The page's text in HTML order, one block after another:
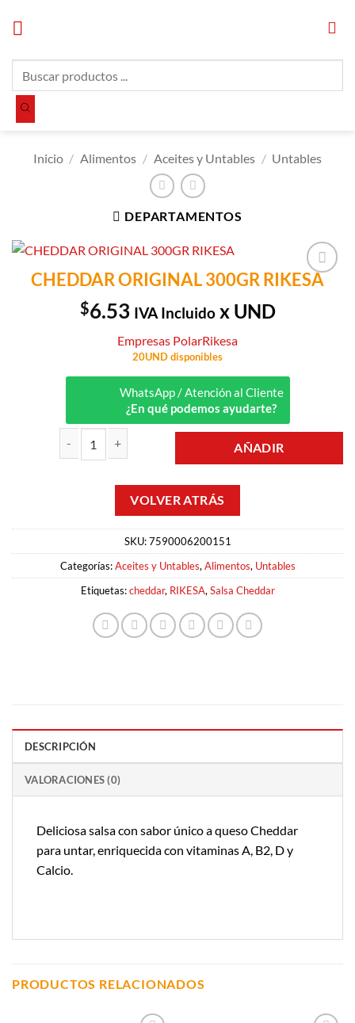
productos
Inicio / Alimentos / Aceites y Untables / Untables
DEPARTAMENTOS
Añadir a
CHEDDAR ORIGINAL 300GR RIKESA
$6.53 IVA Incluidox UND
Empresas PolarRikesa
20UND disponibles
WhatsApp / Atención al Cliente
¿En qué podemos ayudarte?
CHEDDAR ORIGINAL 300GR RIKESA cantidad
AÑADIR
SKU:7590006200151
Categorías:Aceites y Untables, Alimentos, Untables
Etiquetas:cheddar, RIKESA, Salsa Cheddar
DESCRIPCIÓN
VALORACIONES (0)
Deliciosa salsa con sabor único a queso Cheddar
para untar, enriquecida con vitaminas A, B2, D y
Calcio.
PRODUCTOS RELACIONADOS